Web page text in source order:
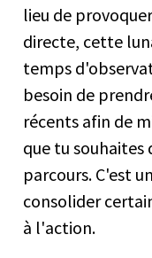
lieu de
directe, cette
temps
besoin de
récents afin de
que tu souhaites
parcours. C'est
consolider
à l'action.